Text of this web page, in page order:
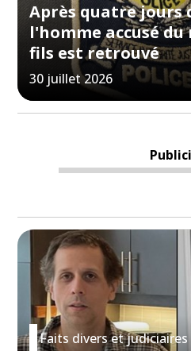
Après quatre jours
l'homme accusé
fils est retrouvé
30 juillet 2026
Faits divers et judiciaires